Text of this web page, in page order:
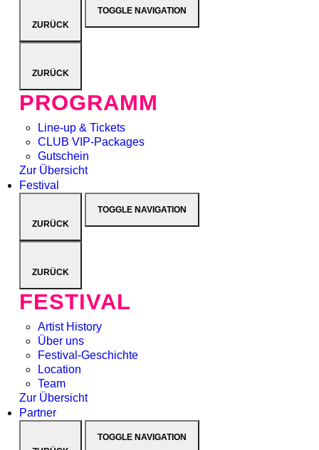
ZURÜCK
TOGGLE NAVIGATION
ZURÜCK
PROGRAMM
Line-up & Tickets
CLUB VIP-Packages
Gutschein
Zur Übersicht
Festival
ZURÜCK
TOGGLE NAVIGATION
ZURÜCK
FESTIVAL
Artist History
Über uns
Festival-Geschichte
Location
Team
Zur Übersicht
Partner
TOGGLE NAVIGATION